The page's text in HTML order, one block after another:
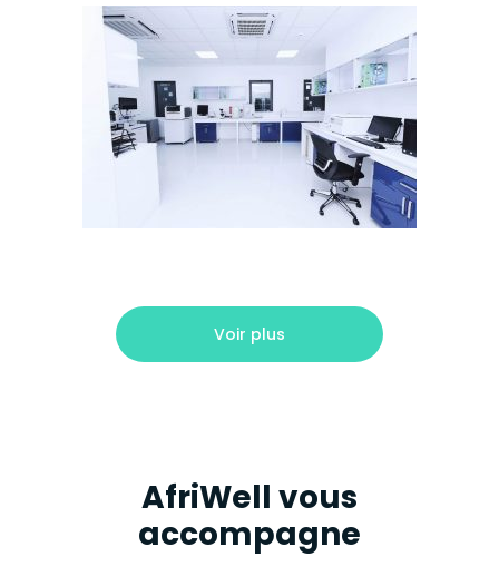
Voir plus
AfriWell vous
accompagne